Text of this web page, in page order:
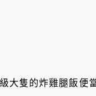
大隻的炸雞腿飯便當